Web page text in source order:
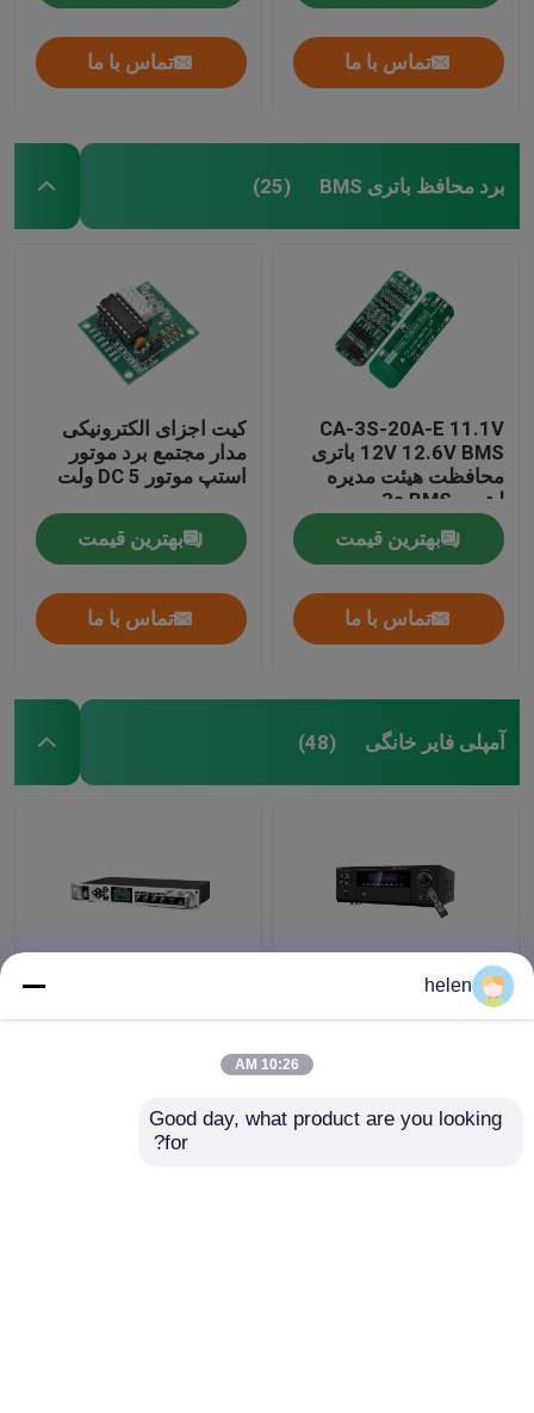
تماس با ما تماس با ما
برد محافظ باتری BMS (25)
CA-3S-20A-E 11.1V
12V 12.6V BMS باتری
محافظت هیئت مدیره
لیتیوم 3s BMS
بهترین قیمت
تماس با ما
کیت اجزای الکترونیکی
مدار مجتمع برد موتور
استپ موتور DC 5 ولت
بهترین قیمت
تماس با ما
آمپلی فایر خانگی (48)
آمپلی فایر قدرت حرفه ای
آمپلی‌فایر ستونی فلزی
بیرونی
helen
10:26 AM
Good day, what product are you looking
for?